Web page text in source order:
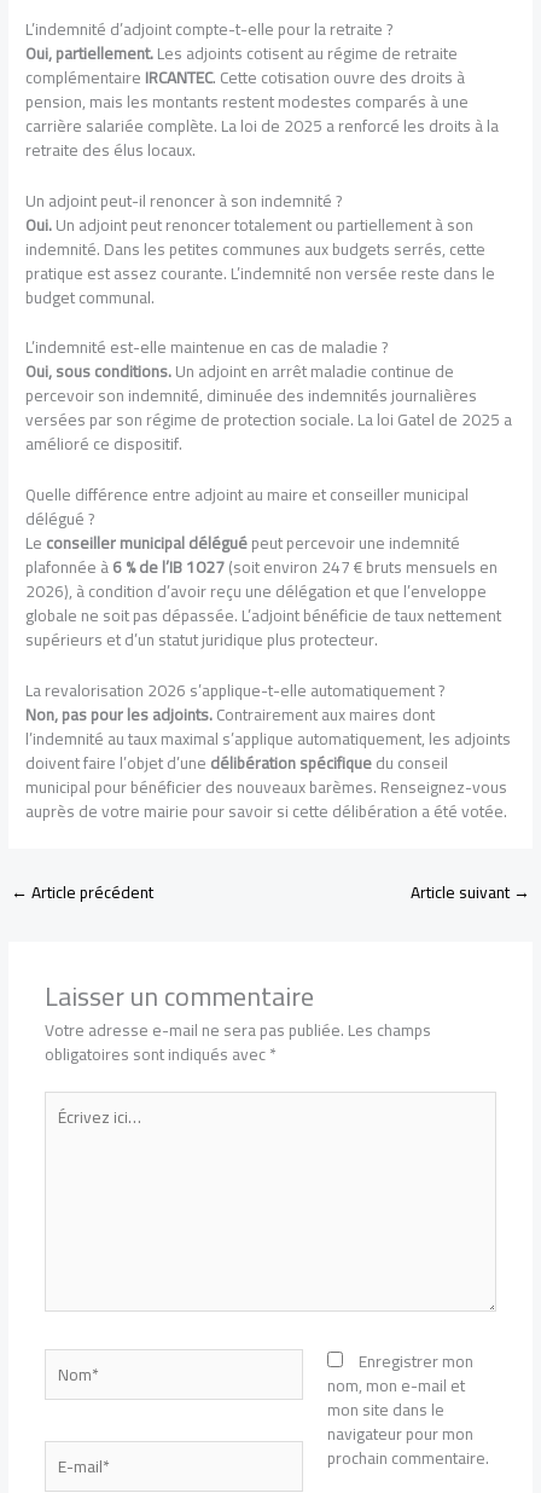
L’indemnité d’adjoint compte-t-elle pour la retraite ?
Oui, partiellement.Les adjoints cotisent au régime de retraite
complémentaireIRCANTEC. Cette cotisation ouvre des droits à
pension, mais les montants restent modestes comparés à une
carrière salariée complète. La loi de 2025 a renforcé les droits à la
retraite des élus locaux.
Un adjoint peut-il renoncer à son indemnité ?
Oui.Un adjoint peut renoncer totalement ou partiellement à son
indemnité. Dans les petites communes aux budgets serrés, cette
pratique est assez courante. L’indemnité non versée reste dans le
budget communal.
L’indemnité est-elle maintenue en cas de maladie ?
Oui, sous conditions.Un adjoint en arrêt maladie continue de
percevoir son indemnité, diminuée des indemnités journalières
versées par son régime de protection sociale. La loi Gatel de 2025 a
amélioré ce dispositif.
Quelle différence entre adjoint au maire et conseiller municipal
délégué ?
Leconseiller municipal déléguépeut percevoir une indemnité
plafonnée à6 % de l’IB 1027(soit environ 247 € bruts mensuels en
2026), à condition d’avoir reçu une délégation et que l’enveloppe
globale ne soit pas dépassée. L’adjoint bénéficie de taux nettement
supérieurs et d’un statut juridique plus protecteur.
La revalorisation 2026 s’applique-t-elle automatiquement ?
Non, pas pour les adjoints.Contrairement aux maires dont
l’indemnité au taux maximal s’applique automatiquement, les adjoints
doivent faire l’objet d’unedélibération spécifiquedu conseil
municipal pour bénéficier des nouveaux barèmes. Renseignez-vous
auprès de votre mairie pour savoir si cette délibération a été votée.
←Article précédent Article suivant→
Laisser un commentaire
Votre adresse e-mail ne sera pas publiée.Les champs
obligatoires sont indiqués avec*
Écrivez
ici…
Nom*
E-
mail*
Enregistrer mon
nom, mon e-mail et
mon site dans le
navigateur pour mon
prochain commentaire.